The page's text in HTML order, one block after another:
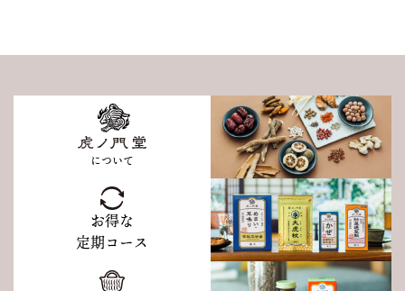
について
お得な
定期コース